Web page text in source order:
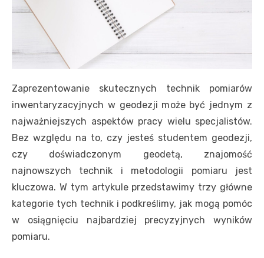
Zaprezentowanie skutecznych technik pomiarów
inwentaryzacyjnych w geodezji może być jednym z
najważniejszych aspektów pracy wielu specjalistów.
Bez względu na to, czy jesteś studentem geodezji,
czy doświadczonym geodetą, znajomość
najnowszych technik i metodologii pomiaru jest
kluczowa. W tym artykule przedstawimy trzy główne
kategorie tych technik i podkreślimy, jak mogą pomóc
w osiągnięciu najbardziej precyzyjnych wyników
pomiaru.